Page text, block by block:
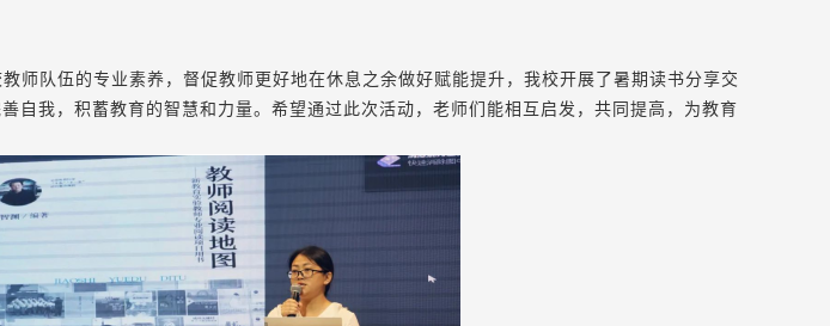
师队伍的专业素养，督促教师更好地在休息之余做好赋能提升，我校开展了暑期读书分享交
自我，积蓄教育的智慧和力量。希望通过此次活动，老师们能相互启发，共同提高，为教育